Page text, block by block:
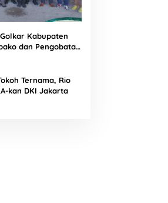
Kabupaten
dan Pengobatan
Ternama, Rio
kan DKI Jakarta